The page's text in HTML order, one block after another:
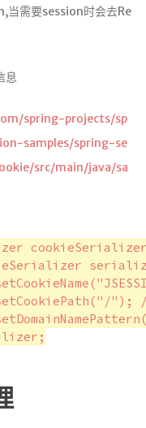
当需要session时会去Re
息
spring-projects/sp
samples/spring-se
src/main/java/sa